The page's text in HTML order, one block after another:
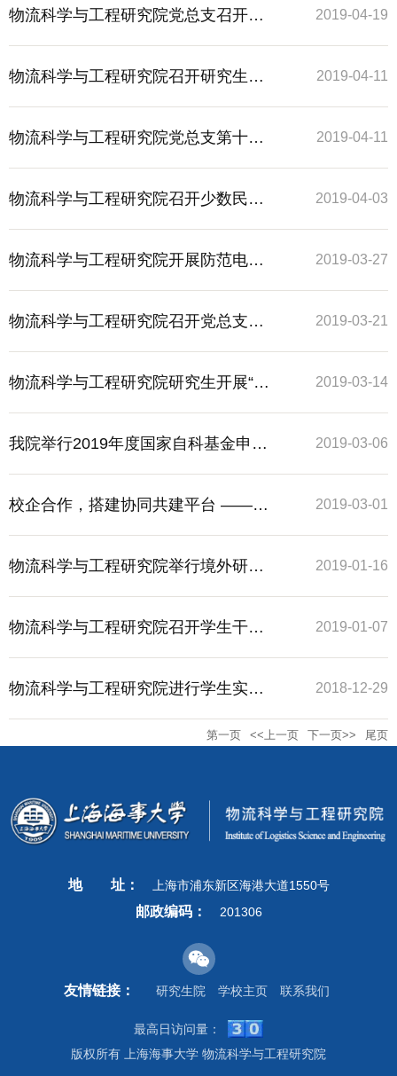
科学与工程研究院党总支组织参观航
海博物馆主题实践活动
物流科学与工程研究院党总支召开全
面从严治党工作会议
2019-04-19
物流科学与工程研究院召开研究生干
部会议
2019-04-11
物流科学与工程研究院党总支第十一
期入党积极分子培训班开班暨“马克思
主义政党与中国特色社会主义新时
代”辅导报告举行
2019-04-11
物流科学与工程研究院召开少数民族
学生座谈会
2019-04-03
物流科学与工程研究院开展防范电信
诈骗宣传活动
2019-03-27
物流科学与工程研究院召开党总支扩
大会议
2019-03-21
物流科学与工程研究院研究生开展“学
习两会精神，畅谈祖国发展”主题研讨
会
2019-03-14
我院举行2019年度国家自科基金申报
座谈交流
2019-03-06
校企合作，搭建协同共建平台 ——上
海中远海运物流有限公司访问我校
2019-03-01
物流科学与工程研究院举行境外研学
项目介绍会
2019-01-16
物流科学与工程研究院召开学生干部
例会暨学工总结会议
2019-01-07
物流科学与工程研究院进行学生实验
室安全卫生检查
2018-12-29
第一页 <<上一页 下一页>> 尾页
地 址： 上海市浦东新区海港大道1550号
邮政编码： 201306
友情链接： 研究生院 学校主页 联系我们
最高日访问量：
版权所有 上海海事大学 物流科学与工程研究院